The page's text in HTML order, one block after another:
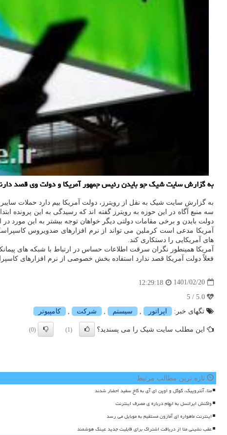
به گزارش سایت شیک جو بایدن رئیس جمهور آمریکا و دولت وی قصد
به گزارش سایت شیک به نقل از رویترز، دولت آمریکا بیم دارد حملات
سه منبع آگاه در این حوزه به رویترز گفته اند که رسیدگی به این
دولت بایدن و برخی مقامات دولتی دیگر خواهان توجه بیشتر به این مورد در
آمریکا مدعی است کرملین می تواند از نرم افزارهای ضدویروس
های آمریکایی را دستکاری کند.
آمریکا همینطور نگران سرقت اطلاعات حساس در ارتباط با شبکه های
فعلاً دولت آمریکا قصد ندارد استفاده بخش خصوصی از نرم افزارهای
1401/02/20
12:29:18
تگهای خبر:
اپراتور , سیستم , شركت , كامپیوتر
این مطلب سایت شیک را می پسندید؟ (1)
(0)
تازه ترین مطالب مرتبط
متا، آنتروپیک، گوگل و اوپن ای آی به کاخ سفید احضار شدند
واکنش ایرانسل به ابهام درباره ی مصرف اینترنت
اینترنت ماهواره ای آمازون مستقیم به موبایل می رسد
عقب نشینی متا از دریافت اشتراک برای قابلیت جدید عینک هوشمند